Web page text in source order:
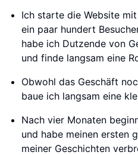
Ich starte die Website
ein paar hundert
habe ich Dutzende von
und finde langsam eine
Obwohl das Geschäft
baue ich langsam eine
Nach vier Monaten
und habe meinen ersten
meiner Geschichten